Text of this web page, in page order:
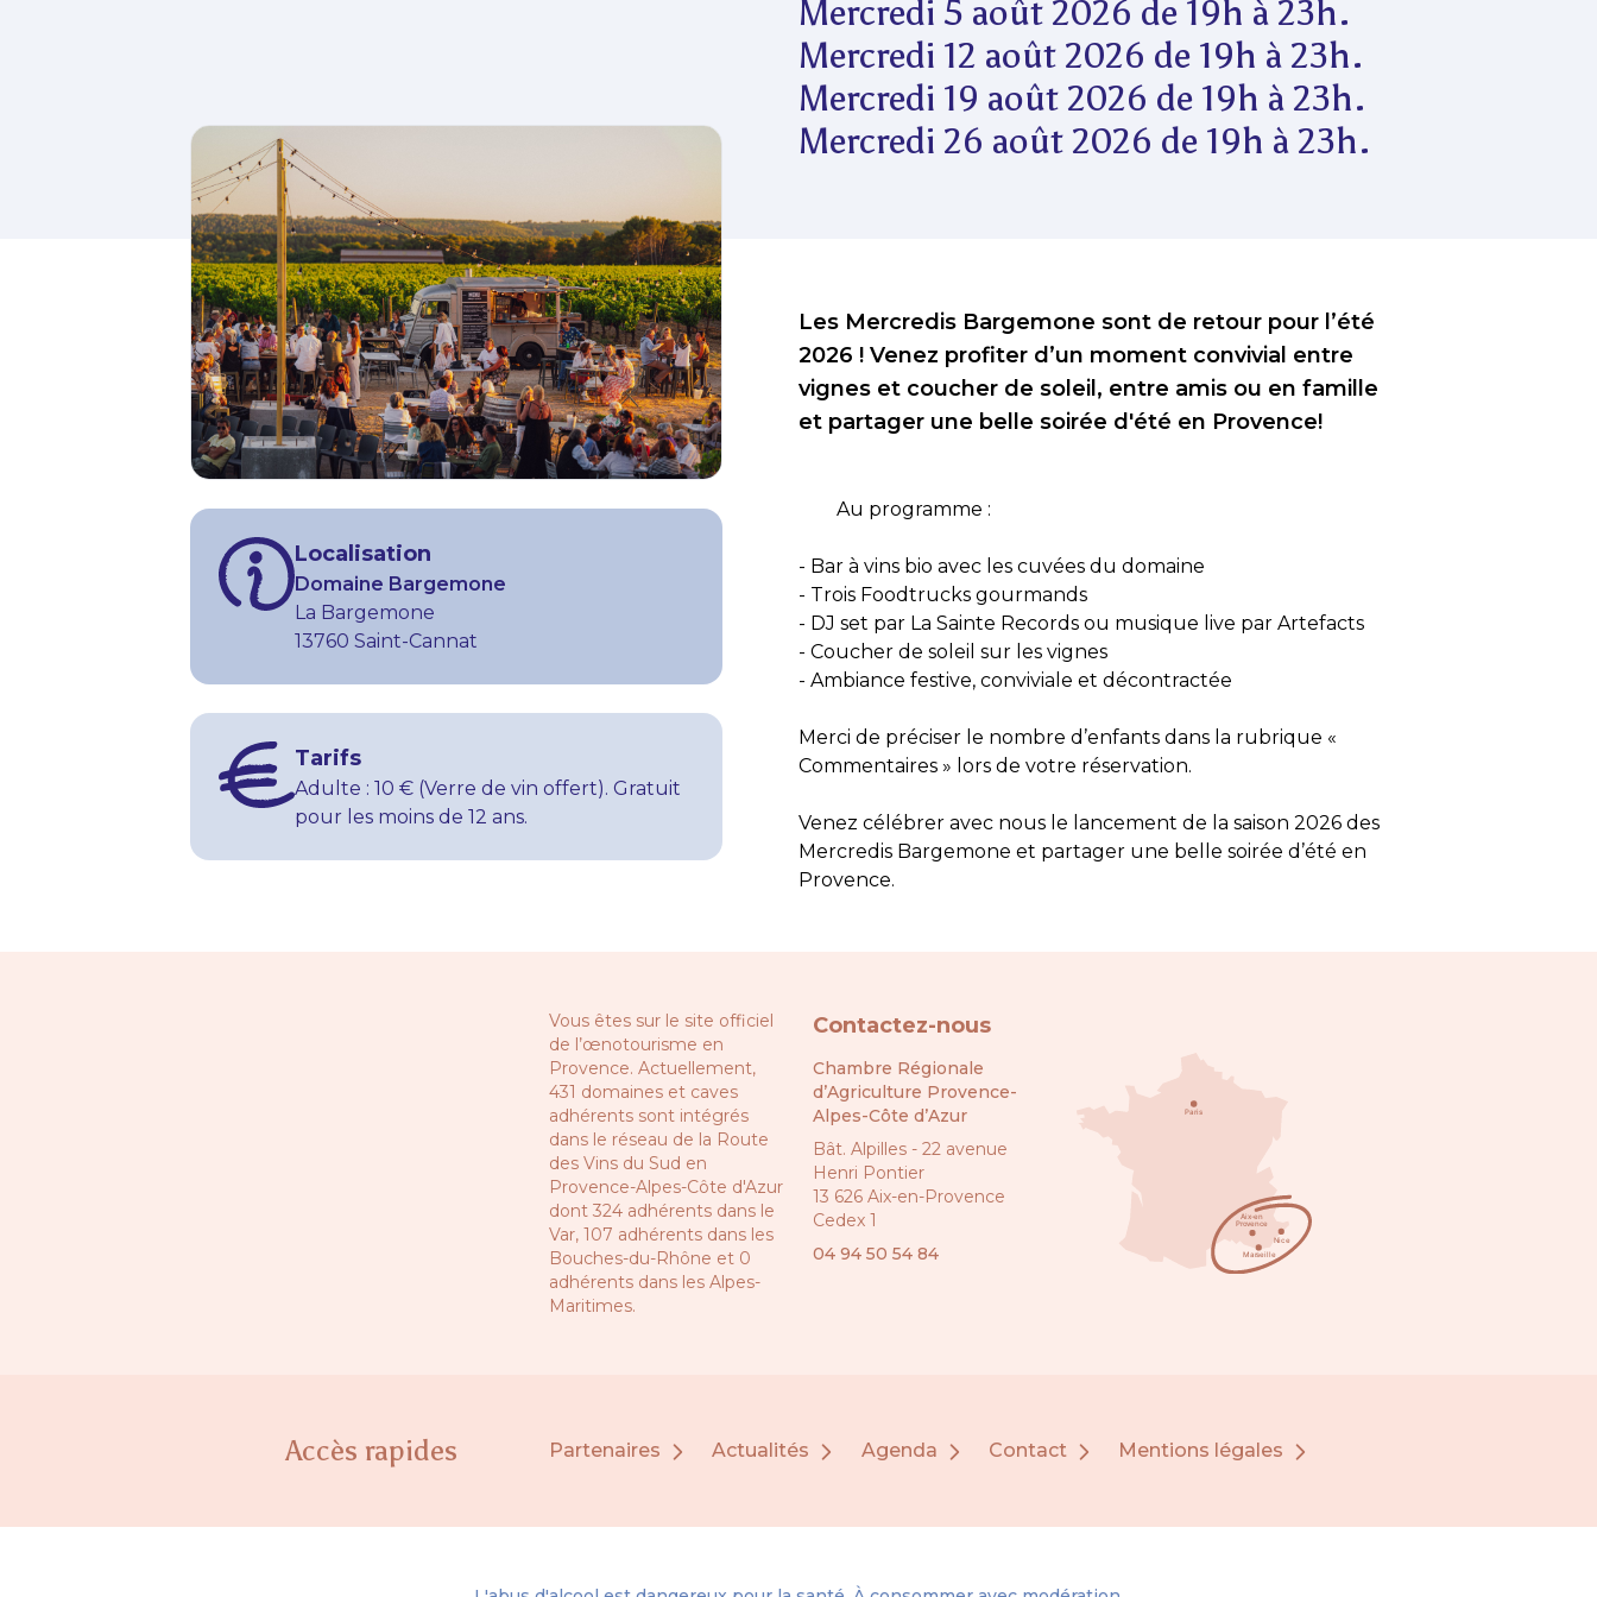
Mercredi 5 août 2026 de 19h à 23h.
Mercredi 12 août 2026 de 19h à 23h.
Mercredi 19 août 2026 de 19h à 23h.
Mercredi 26 août 2026 de 19h à 23h.
Localisation
Domaine Bargemone
La Bargemone
13760 Saint-Cannat
Tarifs
Adulte : 10 € (Verre de vin offert). Gratuit
pour les moins de 12 ans.
Les Mercredis Bargemone sont de retour pour l’été
2026 ! Venez profiter d’un moment convivial entre
vignes et coucher de soleil, entre amis ou en famille
et partager une belle soirée d'été en Provence!
- Bar à vins bio avec les cuvées du domaine
- Trois Foodtrucks gourmands
- DJ set par La Sainte Records ou musique live par Artefacts
- Coucher de soleil sur les vignes
- Ambiance festive, conviviale et décontractée
Merci de préciser le nombre d’enfants dans la rubrique «
Commentaires » lors de votre réservation.
Venez célébrer avec nous le lancement de la saison 2026 des
Mercredis Bargemone et partager une belle soirée d’été en
Provence.
Vous êtes sur le site officiel
de l’œnotourisme en
Provence. Actuellement,
431 domaines et caves
adhérents sont intégrés
dans le réseau de la Route
des Vins du Sud en
Provence-Alpes-Côte d'Azur
dont 324 adhérents dans le
Var, 107 adhérents dans les
Bouches-du-Rhône et 0
adhérents dans les Alpes-
Maritimes.
Contactez-nous
Chambre Régionale
d’Agriculture Provence-
Alpes-Côte d’Azur
Bât. Alpilles - 22 avenue
Henri Pontier
13 626 Aix-en-Provence
Cedex 1
04 94 50 54 84
Accès rapides Partenaires Actualités Agenda Contact Mentions légales